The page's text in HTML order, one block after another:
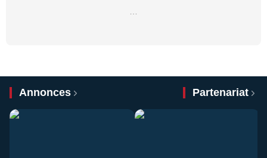
…
Annonces Partenariat